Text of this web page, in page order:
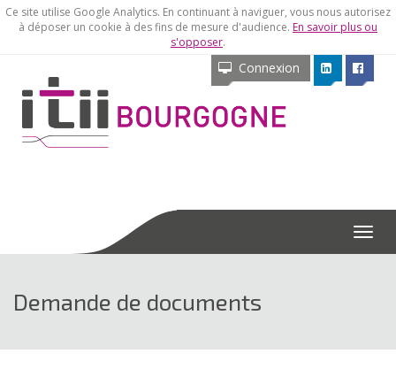
Ce site utilise Google Analytics. En continuant à naviguer, vous nous autorisez
à déposer un cookie à des fins de mesure d'audience. En savoir plus ou
s'opposer.
Connexion
Menu
Demande de documents